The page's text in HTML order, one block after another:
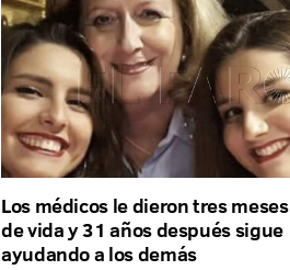
Los médicos le dieron tres meses
de vida y 31 años después sigue
ayudando a los demás